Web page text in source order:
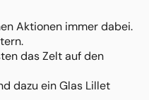
Aktionen immer dabei.
das Zelt auf den
dazu ein Glas Lillet